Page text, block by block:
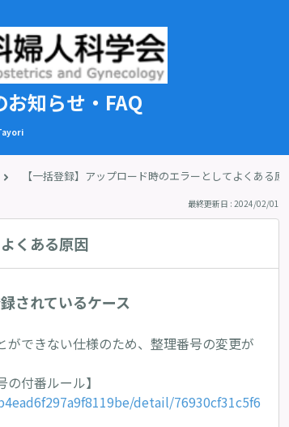
知らせ・FAQ
【一括登録】アップロード時のエラーとしてよくある原因
最終更新日 : 2024/02/01
くある原因
されているケース
できない仕様のため、整理番号の変更が
付番ルール】
detail/76930cf31c5f6